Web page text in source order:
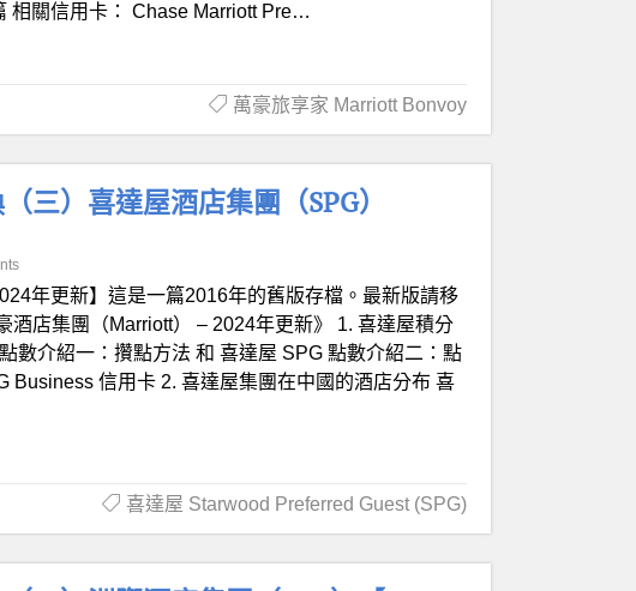
相關信用卡： Chase Marriott Pre…
萬豪旅享家 Marriott Bonvoy
三）喜達屋酒店集團（SPG）
年更新】這是一篇2016年的舊版存檔。最新版請移
店集團（Marriott） – 2024年更新》 1. 喜達屋積分
數介紹一：攢點方法 和 喜達屋 SPG 點數介紹二：點
Business 信用卡 2. 喜達屋集團在中國的酒店分布 喜
喜達屋 Starwood Preferred Guest (SPG)